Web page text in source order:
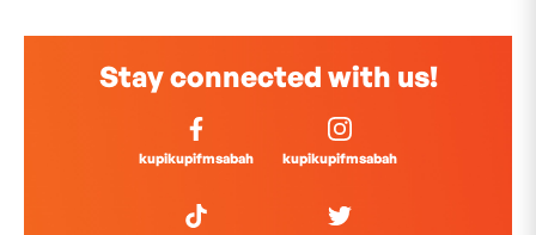
Stay connected with us!
kupikupifmsabah kupikupifmsabah